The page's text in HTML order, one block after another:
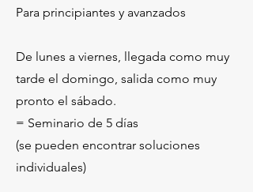
Para principiantes y avanzados​
De lunes a viernes, llegada como muy
tarde el domingo, salida como muy
pronto el sábado.
= Seminario de 5 días
(se pueden encontrar soluciones
individuales)​​​​​